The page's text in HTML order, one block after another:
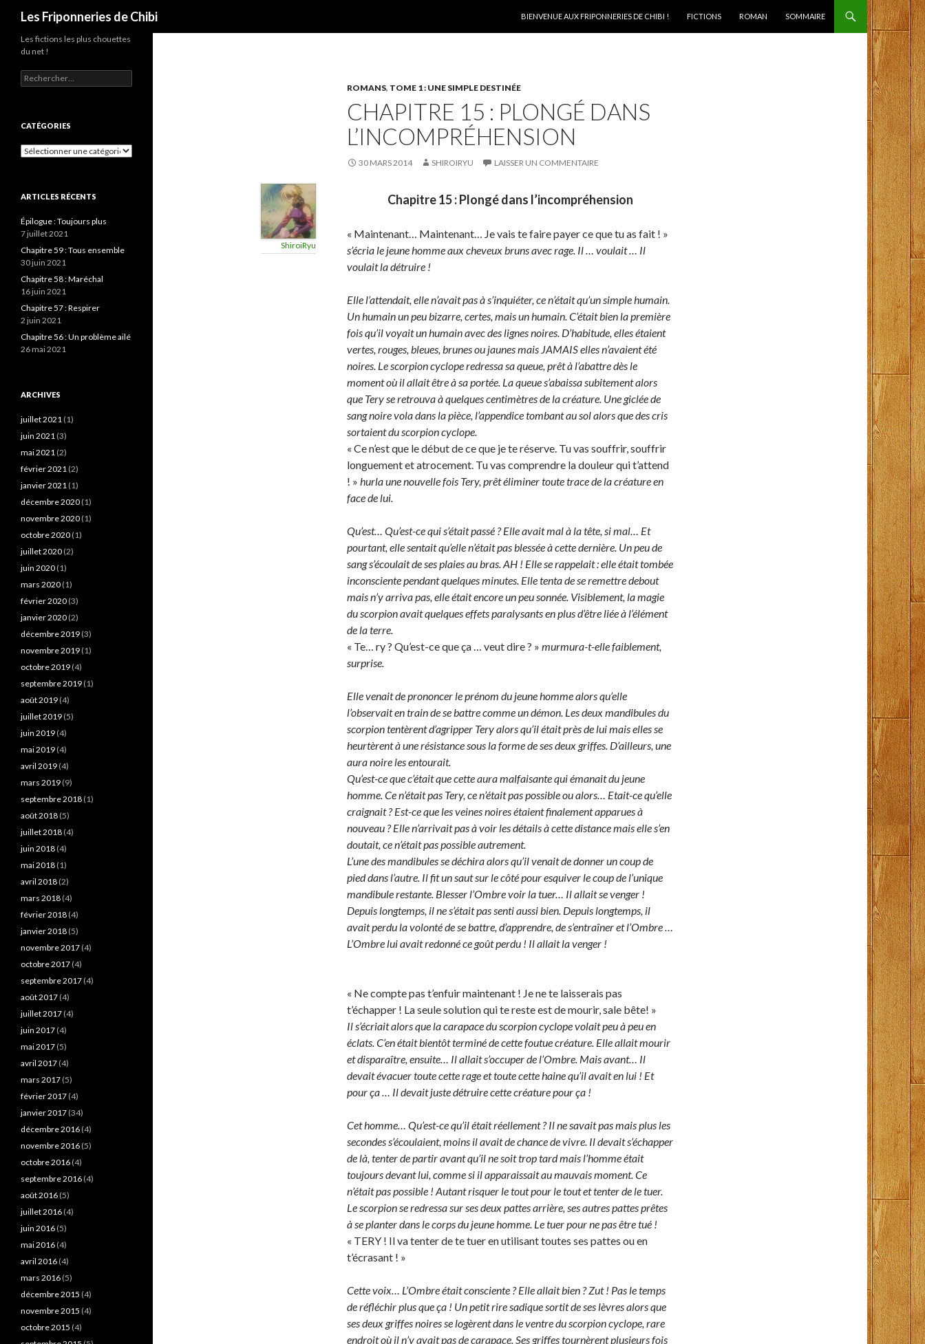
Les Friponneries de Chibi
BIENVENUE AUX FRIPONNERIES DE CHIBI !
FICTIONS ROMAN SOMMAIRE
ROMANS, TOME 1 : UNE SIMPLE DESTINÉE
CHAPITRE 15 : PLONGÉ DANS
L’INCOMPRÉHENSION
30 MARS 2014 SHIROIRYU LAISSER UN COMMENTAIRE
ShiroiRyu
Chapitre 15 : Plongé dans l’incompréhension
« Maintenant… Maintenant… Je vais te faire payer ce que tu as fait ! »
s’écria le jeune homme aux cheveux bruns avec rage. Il … voulait … Il
voulait la détruire !
Elle l’attendait, elle n’avait pas à s’inquiéter, ce n’était qu’un simple humain.
Un humain un peu bizarre, certes, mais un humain. C’était bien la première
fois qu’il voyait un humain avec des lignes noires. D’habitude, elles étaient
vertes, rouges, bleues, brunes ou jaunes mais JAMAIS elles n’avaient été
noires. Le scorpion cyclope redressa sa queue, prêt à l’abattre dès le
moment où il allait être à sa portée. La queue s’abaissa subitement alors
que Tery se retrouva à quelques centimètres de la créature. Une giclée de
sang noire vola dans la pièce, l’appendice tombant au sol alors que des cris
sortaient du scorpion cyclope.
« Ce n’est que le début de ce que je te réserve. Tu vas souffrir, souffrir
longuement et atrocement. Tu vas comprendre la douleur qui t’attend
! » hurla une nouvelle fois Tery, prêt éliminer toute trace de la créature en
face de lui.
Qu’est… Qu’est-ce qui s’était passé ? Elle avait mal à la tête, si mal… Et
pourtant, elle sentait qu’elle n’était pas blessée à cette dernière. Un peu de
sang s’écoulait de ses plaies au bras. AH ! Elle se rappelait : elle était tombée
inconsciente pendant quelques minutes. Elle tenta de se remettre debout
mais n’y arriva pas, elle était encore un peu sonnée. Visiblement, la magie
du scorpion avait quelques effets paralysants en plus d’être liée à l’élément
de la terre.
« Te… ry ? Qu’est-ce que ça … veut dire ? » murmura-t-elle faiblement,
surprise.
Elle venait de prononcer le prénom du jeune homme alors qu’elle
l’observait en train de se battre comme un démon. Les deux mandibules du
scorpion tentèrent d’agripper Tery alors qu’il était près de lui mais elles se
heurtèrent à une résistance sous la forme de ses deux griffes. D’ailleurs, une
aura noire les entourait.
Qu’est-ce que c’était que cette aura malfaisante qui émanait du jeune
homme. Ce n’était pas Tery, ce n’était pas possible ou alors… Etait-ce qu’elle
craignait ? Est-ce que les veines noires étaient finalement apparues à
nouveau ? Elle n’arrivait pas à voir les détails à cette distance mais elle s’en
doutait, ce n’était pas possible autrement.
L’une des mandibules se déchira alors qu’il venait de donner un coup de
pied dans l’autre. Il fit un saut sur le côté pour esquiver le coup de l’unique
mandibule restante. Blesser l’Ombre voir la tuer… Il allait se venger !
Depuis longtemps, il ne s’était pas senti aussi bien. Depuis longtemps, il
avait perdu la volonté de se battre, d’apprendre, de s’entraîner et l’Ombre …
L’Ombre lui avait redonné ce goût perdu ! Il allait la venger !
« Ne compte pas t’enfuir maintenant ! Je ne te laisserais pas
t’échapper ! La seule solution qui te reste est de mourir, sale bête! »
Il s’écriait alors que la carapace du scorpion cyclope volait peu à peu en
éclats. C’en était bientôt terminé de cette foutue créature. Elle allait mourir
et disparaître, ensuite… Il allait s’occuper de l’Ombre. Mais avant… Il
devait évacuer toute cette rage et toute cette haine qu’il avait en lui ! Et
pour ça … Il devait juste détruire cette créature pour ça !
Cet homme… Qu’est-ce qu’il était réellement ? Il ne savait pas mais plus les
secondes s’écoulaient, moins il avait de chance de vivre. Il devait s’échapper
de là, tenter de partir avant qu’il ne soit trop tard mais l’homme était
toujours devant lui, comme si il apparaissait au mauvais moment. Ce
n’était pas possible ! Autant risquer le tout pour le tout et tenter de le tuer.
Le scorpion se redressa sur ses deux pattes arrière, ses autres pattes prêtes
à se planter dans le corps du jeune homme. Le tuer pour ne pas être tué !
« TERY ! Il va tenter de te tuer en utilisant toutes ses pattes ou en
t’écrasant ! »
Cette voix… L’Ombre était consciente ? Elle allait bien ? Zut ! Pas le temps
de réfléchir plus que ça ! Un petit rire sadique sortit de ses lèvres alors que
ses deux griffes noires se logèrent dans le ventre du scorpion cyclope, rare
endroit où il n’y avait pas de carapace. Ses griffes tournèrent plusieurs fois
Les fictions les plus chouettes
du net !
Rechercher :
CATÉGORIES
Catégories
ARTICLES RÉCENTS
Épilogue : Toujours plus
7 juillet 2021
Chapitre 59 : Tous ensemble
30 juin 2021
Chapitre 58 : Maréchal
16 juin 2021
Chapitre 57 : Respirer
2 juin 2021
Chapitre 56 : Un problème ailé
26 mai 2021
ARCHIVES
juillet 2021 (1)
juin 2021 (3)
mai 2021 (2)
février 2021 (2)
janvier 2021 (1)
décembre 2020 (1)
novembre 2020 (1)
octobre 2020 (1)
juillet 2020 (2)
juin 2020 (1)
mars 2020 (1)
février 2020 (3)
janvier 2020 (2)
décembre 2019 (3)
novembre 2019 (1)
octobre 2019 (4)
septembre 2019 (1)
août 2019 (4)
juillet 2019 (5)
juin 2019 (4)
mai 2019 (4)
avril 2019 (4)
mars 2019 (9)
septembre 2018 (1)
août 2018 (5)
juillet 2018 (4)
juin 2018 (4)
mai 2018 (1)
avril 2018 (2)
mars 2018 (4)
février 2018 (4)
janvier 2018 (5)
novembre 2017 (4)
octobre 2017 (4)
septembre 2017 (4)
août 2017 (4)
juillet 2017 (4)
juin 2017 (4)
mai 2017 (5)
avril 2017 (4)
mars 2017 (5)
février 2017 (4)
janvier 2017 (34)
décembre 2016 (4)
novembre 2016 (5)
octobre 2016 (4)
septembre 2016 (4)
août 2016 (5)
juillet 2016 (4)
juin 2016 (5)
mai 2016 (4)
avril 2016 (4)
mars 2016 (5)
décembre 2015 (4)
novembre 2015 (4)
octobre 2015 (4)